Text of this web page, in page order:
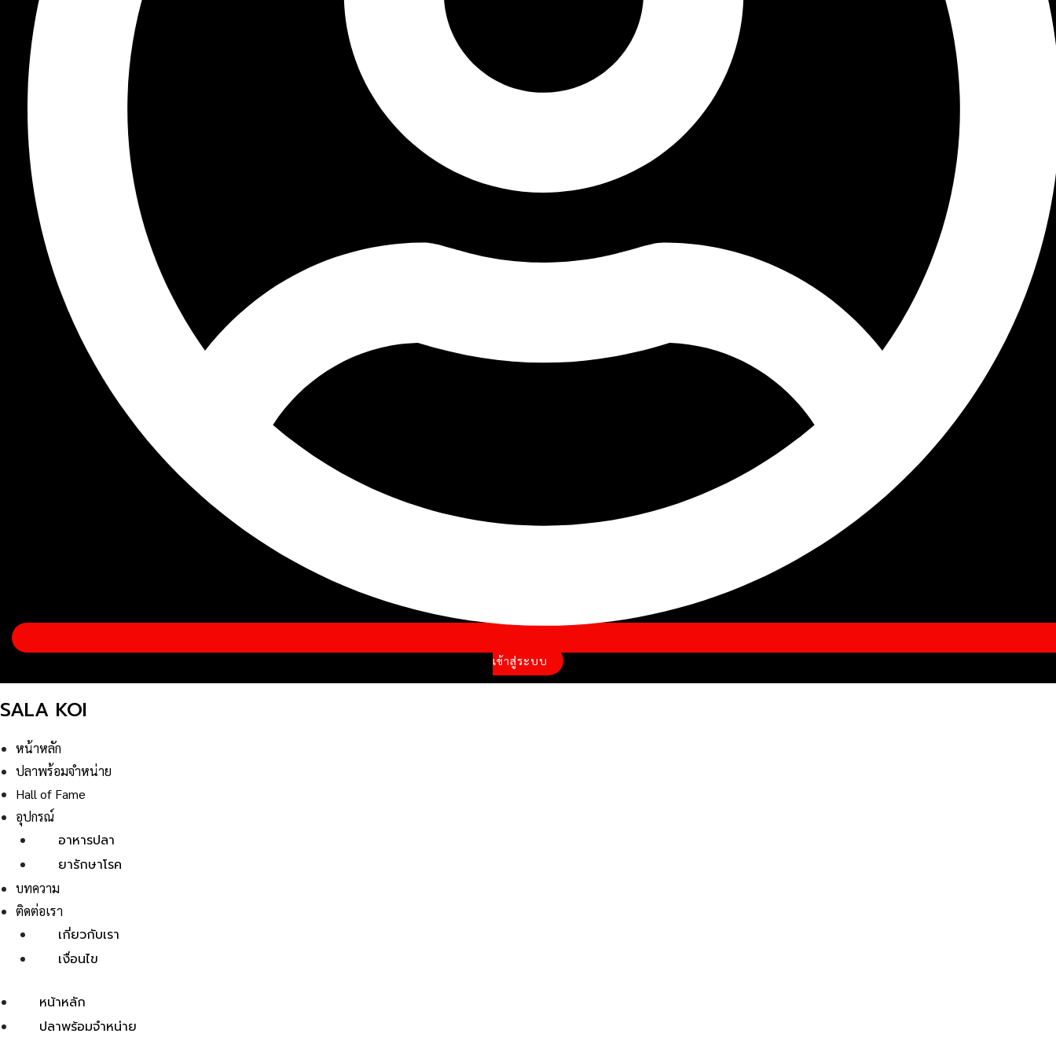
เข้าสู่ระบบ
SALA KOI
หน้าหลัก
ปลาพร้อมจำหน่าย
Hall of Fame
อุปกรณ์
อาหารปลา
ยารักษาโรค
บทความ
ติดต่อเรา
เกี่ยวกับเรา
เงื่อนไข
หน้าหลัก
ปลาพร้อมจำหน่าย